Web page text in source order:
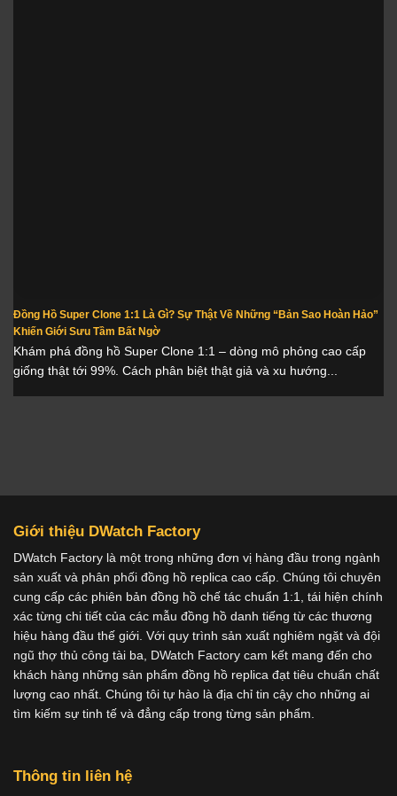
Đồng Hồ Super Clone 1:1 Là Gì? Sự Thật Về Những “Bản Sao Hoàn Hảo”
Khiến Giới Sưu Tầm Bất Ngờ
Khám phá đồng hồ Super Clone 1:1 – dòng mô phỏng cao cấp
giống thật tới 99%. Cách phân biệt thật giả và xu hướng...
Giới thiệu DWatch Factory
DWatch Factory là một trong những đơn vị hàng đầu trong ngành
sản xuất và phân phối đồng hồ replica cao cấp. Chúng tôi chuyên
cung cấp các phiên bản đồng hồ chế tác chuẩn 1:1, tái hiện chính
xác từng chi tiết của các mẫu đồng hồ danh tiếng từ các thương
hiệu hàng đầu thế giới. Với quy trình sản xuất nghiêm ngặt và đội
ngũ thợ thủ công tài ba, DWatch Factory cam kết mang đến cho
khách hàng những sản phẩm đồng hồ replica đạt tiêu chuẩn chất
lượng cao nhất. Chúng tôi tự hào là địa chỉ tin cậy cho những ai
tìm kiếm sự tinh tế và đẳng cấp trong từng sản phẩm.
Thông tin liên hệ